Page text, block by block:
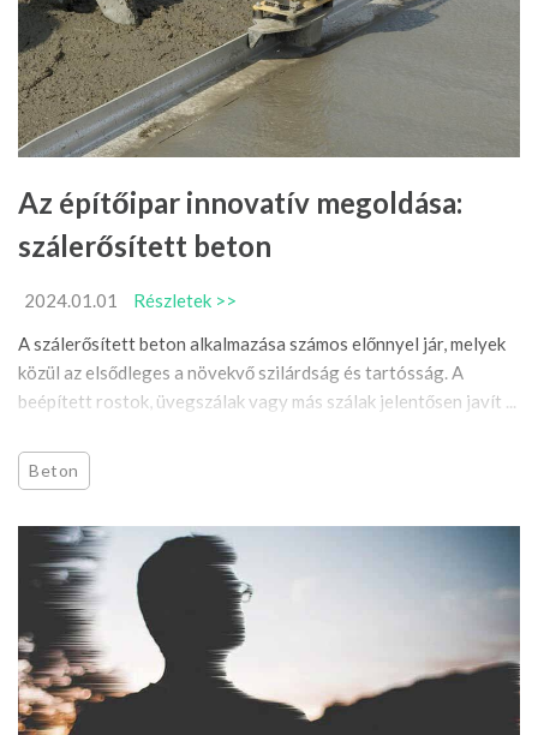
Az építőipar innovatív megoldása:
szálerősített beton
2024.01.01
Részletek >>
A szálerősített beton alkalmazása számos előnnyel jár, melyek
közül az elsődleges a növekvő szilárdság és tartósság. A
beépített rostok, üvegszálak vagy más szálak jelentősen javít ...
Beton